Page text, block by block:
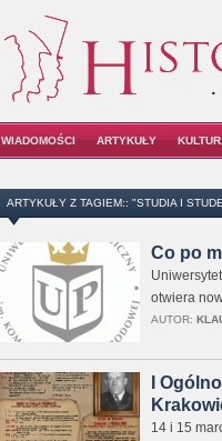
WIADOMOŚCI ARTYKUŁY
ARTYKUŁY Z TAGIEM:: "STUDIA I
Co po
otwiera
AUTOR:
I
14 i 15